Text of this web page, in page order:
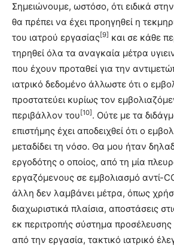
Σημειώνουμε, ωστόσο, ότι ειδικά
θα πρέπει να έχει προηγηθεί η
του ιατρού εργασίας[9] και σε κάθε
τηρηθεί όλα τα αναγκαία μέτρα
που έχουν προταθεί για την
ιατρικό δεδομένο άλλωστε ότι ο
προστατεύει κυρίως τον
περιβάλλον του [10] . Ούτε με τα
επιστήμης έχει αποδειχθεί ότι ο
μεταδίδει τη νόσο. Θα μου ήταν
εργοδότης ο οποίος, από τη μία
εργαζόμενους σε εμβολιασμό αντί-
άλλη δεν λαμβάνει μέτρα, όπως
διαχωριστικά πλαίσια, αποστάσεις
εκ περιτροπής σύστημα
από την εργασία, τακτικό ιατρικό